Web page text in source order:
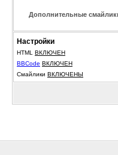
Дополнительные
Настройки
HTML ВКЛЮЧЕН
BBCode ВКЛЮЧЕН
Смайлики ВКЛЮЧЕНЫ